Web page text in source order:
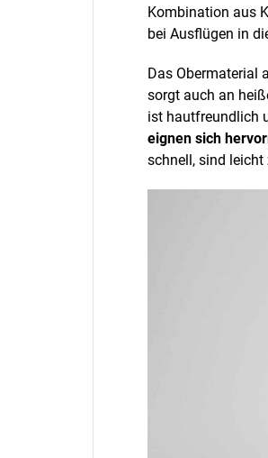
Kombination aus
bei Ausflügen in
Das Obermaterial
sorgt auch an
ist hautfreundlich
eignen sich
schnell, sind